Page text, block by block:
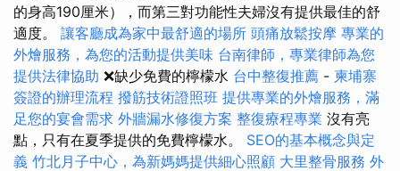
的身高190厘米），而第三對功能性夫婦沒有提供最佳的舒
適度。 讓客廳成為家中最舒適的場所 頭痛放鬆按摩 專業的
外燴服務，為您的活動提供美味 台南律師，專業律師為您
提供法律協助 ❌缺少免費的檸檬水 台中整復推薦 - 柬埔寨
簽證的辦理流程 撥筋技術證照班 提供專業的外燴服務，滿
足您的宴會需求 外牆漏水修復方案 整復療程專業 沒有亮
點，只有在夏季提供的免費檸檬水。 SEO的基本概念與定
義 竹北月子中心，為新媽媽提供細心照顧 大里整骨服務 外